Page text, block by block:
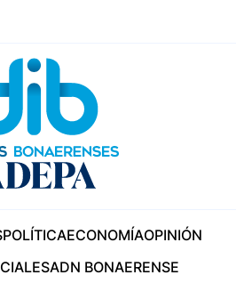
POLÍTICAECONOMÍAOPINIÓN
ADN BONAERENSE